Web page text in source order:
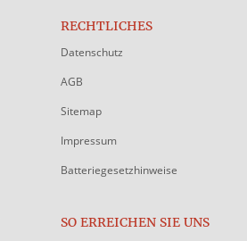
RECHTLICHES
Datenschutz
AGB
Sitemap
Impressum
Batteriegesetzhinweise
SO ERREICHEN SIE UNS